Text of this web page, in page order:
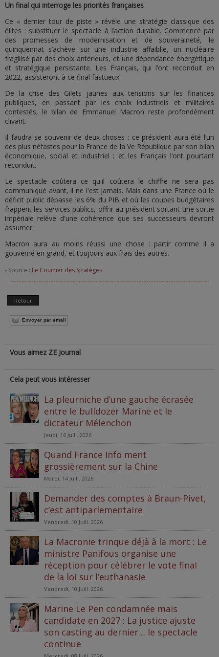
Un final qui interroge les priorités françaises
Ce « dernier tour de piste » révèle une stratégie classique des
élites : substituer le spectacle à l’action durable. Commencé par
des promesses de modernisation et de souveraineté, le
quinquennat s’achève sur une industrie affaiblie, un nucléaire
fragilisé par des choix antérieurs, et une dépendance énergétique
et stratégique persistante. Les Français, qui l’ont reconduit en
2022, assisteront à ce final fastueux.
De la crise des Gilets jaunes aux tensions sur les finances
publiques, en passant par les choix industriels et militaires
contestés, le bilan de Emmanuel Macron reste profondément
clivant.
Il faudra se souvenir de deux choses : ce président aura été l’un
des plus néfastes pour la France de la Ve République par son bilan
économique, social et industriel ; et les Français l’ont pourtant
reconduit.
Le spectacle coûtera ce qu'il coûtera le chiffre ne sera pas
communiqué avant, il ne l'est jamais. Mais dans une France où le
déficit public dépasse les 6% du PIB et où les coupes budgétaires
frappent les services publics, offrir au président sortant une sortie
impériale relève d'une cohérence que ses successeurs devront
assumer.
Macron aura au moins réussi une chose : partir comme il a
gouverné en grand, et toujours aux frais des autres.
- Source : Le Courrier des Stratèges
Retour
Envoyer par email
Vous aimez ZE Journal
Cela peut vous intéresser
La pleurniche d’une gauche écrasée
entre le bulldozer Marine et le
dictateur Mélenchon
Jeudi, 16 Juill. 2026
Quand France Info ment
grossièrement sur la Chine
Mardi, 14 Juill. 2026
Demander des comptes à Braun-Pivet,
c’est antiparlementaire
Vendredi, 10 Juill. 2026
La Macronie trinque déjà à la mort : Le
ministre Panifous organise une
réception pour célébrer le vote final
de la loi sur l’euthanasie
Vendredi, 10 Juill. 2026
Marine Le Pen condamnée mais
candidate en 2027 : La justice ajuste
son casting au dernier… le spectacle
continue